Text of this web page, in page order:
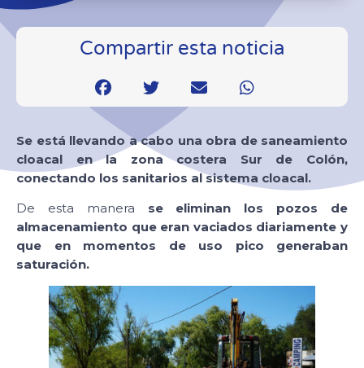
Compartir esta noticia
Se está llevando a cabo una obra de saneamiento
cloacal en la zona costera Sur de Colón,
conectando los sanitarios al sistema cloacal.
De esta manera se eliminan los pozos de
almacenamiento que eran vaciados diariamente y
que en momentos de uso pico generaban
saturación.